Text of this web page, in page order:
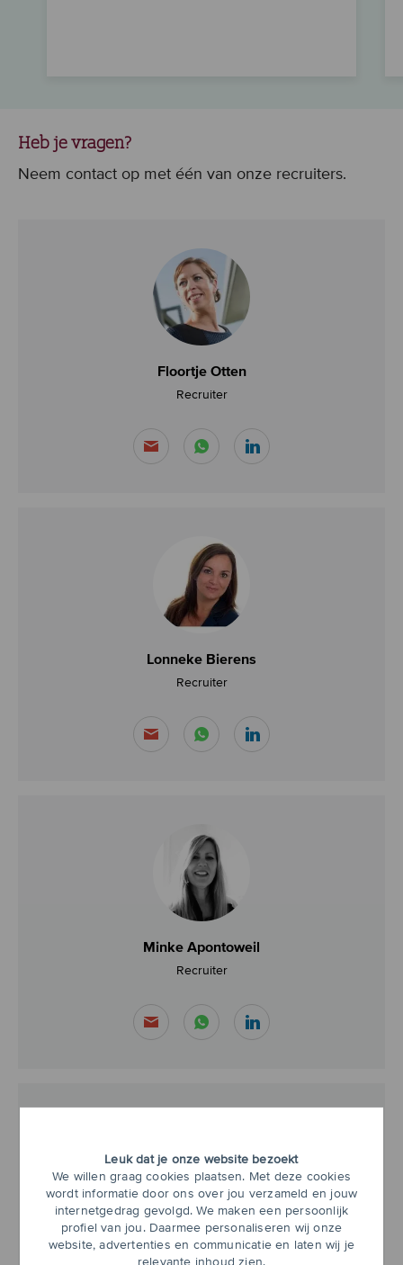
Leuk dat je onze website bezoekt
We willen graag cookies plaatsen. Met deze cookies
wordt informatie door ons over jou verzameld en jouw
internetgedrag gevolgd. We maken een persoonlijk
profiel van jou. Daarmee personaliseren wij onze
website, advertenties en communicatie en laten wij je
relevante inhoud zien.
Heb je vragen?
Neem contact op met één van onze recruiters.
Floortje Otten
Recruiter
Lonneke Bierens
Recruiter
Minke Apontoweil
Recruiter
Nancy Van De Wiel
Recruiter